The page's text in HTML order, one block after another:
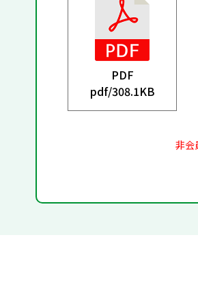
PDF
pdf/308.1KB
非会